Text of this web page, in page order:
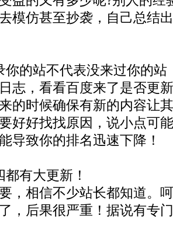
模仿甚至抄袭，自己总结
你的站不代表没来过你的站
志，看看百度来了是否更
的时候确保有新的内容让
好好找找原因，说小点可
导致你的排名迅速下降！
有大更新！
，相信不少站长都知道。
，后果很严重！据说有专